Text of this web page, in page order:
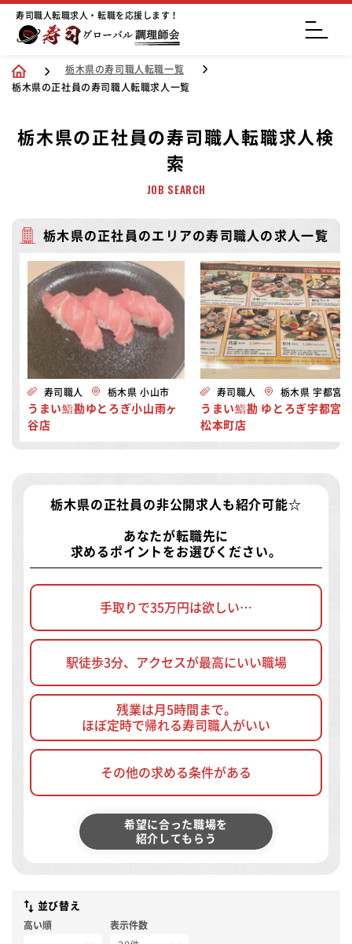
寿司職人転職求人・転職を応援します！
栃木県の寿司職人転職一覧
栃木県の正社員の寿司職人転職求人一覧
栃木県の正社員の寿司職人転職求人検
索
JOB SEARCH
栃木県の正社員のエリアの寿司職人の求人一覧
寿司職人 栃木県 小山市
うまい鮨勘ゆとろぎ小山雨ヶ
谷店
寿司職人 栃木県 宇都宮市
うまい鮨勘 ゆとろぎ宇都宮
松本町店
栃木県の正社員の非公開求人 も紹介可能☆
あなたが転職先に
求めるポイントをお選びください。
手取りで35万円は欲しい…
駅徒歩3分、アクセスが最高にいい職場
残業は月5時間まで。
ほぼ定時で帰れる寿司職人がいい
その他の求める条件がある
希望に合った職場を
紹介してもらう
並び替え
高い順 表示件数